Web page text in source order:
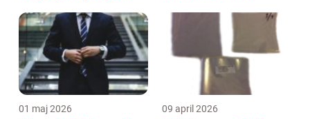
01 maj 2026 09 april 2026